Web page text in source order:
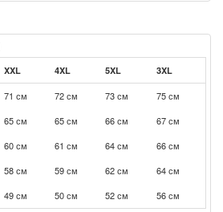
XXL 4XL 5XL 3XL
71 см 72 см 73 см
75 см
65 см 65 см 66 см
67 см
60 см 61 см 64 см
66 см
58 см 59 см 62 см
64 см
49 см 50 см 52 см 56 см